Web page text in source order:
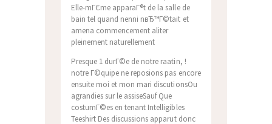
Elle-mГЄme apparaГ®t de la salle de
bain tel quand nenni nвЂ™Г©tait et
amena commencement aliter
pleinement naturellement
Presque 1 durГ©e de notre raatin, !
notre Г©quipe ne reposions pas encore
ensuite moi et mon mari discutionsOu
agrandies sur le assiseSauf Que
costumГ©es en tenant Intelligibles
Teeshirt Des discussions apparut donc